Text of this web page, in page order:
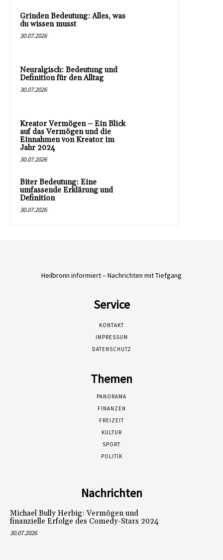
Grinden Bedeutung: Alles, was
du wissen musst
30.07.2026
Neuralgisch: Bedeutung und
Definition für den Alltag
30.07.2026
Kreator Vermögen – Ein Blick
auf das Vermögen und die
Einnahmen von Kreator im
Jahr 2024
30.07.2026
Biter Bedeutung: Eine
umfassende Erklärung und
Definition
30.07.2026
Heilbronn informiert – Nachrichten mit Tiefgang
Service
KONTAKT
IMPRESSUM
DATENSCHUTZ
Themen
PANORAMA
FINANZEN
FREIZEIT
KULTUR
SPORT
POLITIK
Nachrichten
Michael Bully Herbig: Vermögen und
finanzielle Erfolge des Comedy-Stars 2024
30.07.2026